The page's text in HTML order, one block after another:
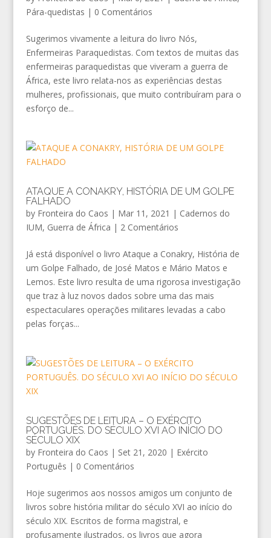
Pára-quedistas | 0 Comentários
Sugerimos vivamente a leitura do livro Nós,
Enfermeiras Paraquedistas. Com textos de muitas das
enfermeiras paraquedistas que viveram a guerra de
África, este livro relata-nos as experiências destas
mulheres, profissionais, que muito contribuíram para o
esforço de...
ATAQUE A CONAKRY, HISTÓRIA DE UM GOLPE
FALHADO
by Fronteira do Caos | Mar 11, 2021 | Cadernos do
IUM, Guerra de África | 2 Comentários
Já está disponível o livro Ataque a Conakry, História de
um Golpe Falhado, de José Matos e Mário Matos e
Lemos. Este livro resulta de uma rigorosa investigação
que traz à luz novos dados sobre uma das mais
espectaculares operações militares levadas a cabo
pelas forças...
SUGESTÕES DE LEITURA – O EXÉRCITO
PORTUGUÊS. DO SÉCULO XVI AO INÍCIO DO
SÉCULO XIX
by Fronteira do Caos | Set 21, 2020 | Exército
Português | 0 Comentários
Hoje sugerimos aos nossos amigos um conjunto de
livros sobre história militar do século XVI ao início do
século XIX. Escritos de forma magistral, e
profusamente ilustrados, os livros que agora